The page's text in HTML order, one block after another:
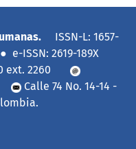
ISSN-L: 1657-
e-ISSN: 2619-189X
ext. 2260
Calle 74 No. 14-14 -